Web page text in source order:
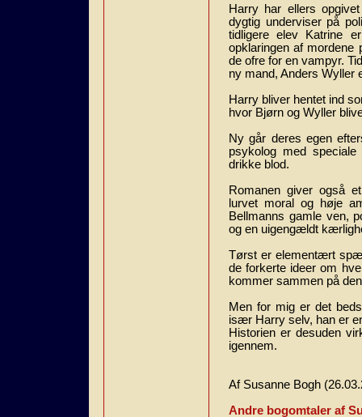
Harry har ellers
dygtig underviser på
tidligere elev Katrine
opklaringen af mordene
de ofre for en vampyr.
ny mand, Anders Wyller
Harry bliver hentet ind
hvor Bjørn og Wyller
Ny går deres egen
psykolog med
drikke blod.
Romanen giver også
lurvet moral og høje
Bellmanns gamle ven,
og en uigengældt
Tørst er elementært
de forkerte ideer om
kommer sammen på
Men for mig er det
især Harry selv, han er
Historien er desuden
igennem.
Af Susanne Bogh
Andre bogomtaler af